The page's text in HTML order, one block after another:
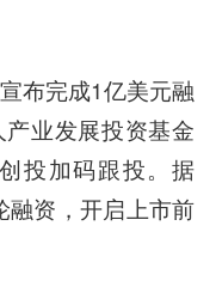
布完成1亿美元融
业发展投资基金
投加码跟投。据
融资，开启上市前